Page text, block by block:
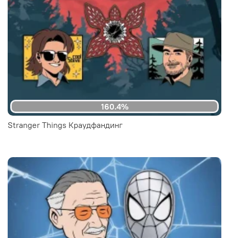
160.4%
Stranger Things Краудфандинг